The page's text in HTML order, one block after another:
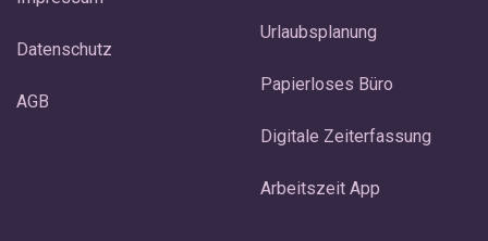
Datenschutz
AGB
Urlaubsplanung
Papierloses Büro
Digitale Zeiterfassung
Arbeitszeit App